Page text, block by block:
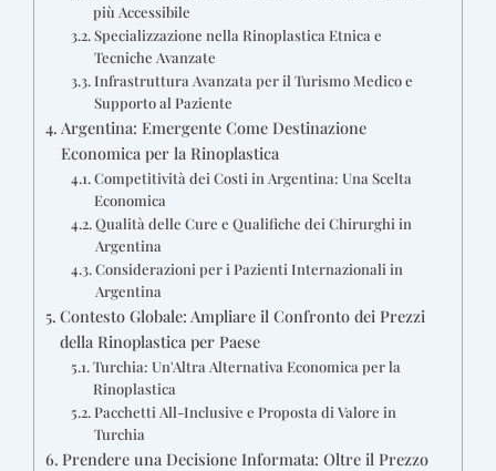
più Accessibile
Specializzazione nella Rinoplastica Etnica e
Tecniche Avanzate
Infrastruttura Avanzata per il Turismo Medico e
Supporto al Paziente
Argentina: Emergente Come Destinazione
Economica per la Rinoplastica
Competitività dei Costi in Argentina: Una Scelta
Economica
Qualità delle Cure e Qualifiche dei Chirurghi in
Argentina
Considerazioni per i Pazienti Internazionali in
Argentina
Contesto Globale: Ampliare il Confronto dei Prezzi
della Rinoplastica per Paese
Turchia: Un'Altra Alternativa Economica per la
Rinoplastica
Pacchetti All-Inclusive e Proposta di Valore in
Turchia
Prendere una Decisione Informata: Oltre il Prezzo